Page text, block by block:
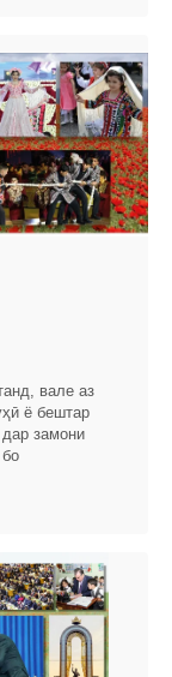
вале аз
ё бештар
замони